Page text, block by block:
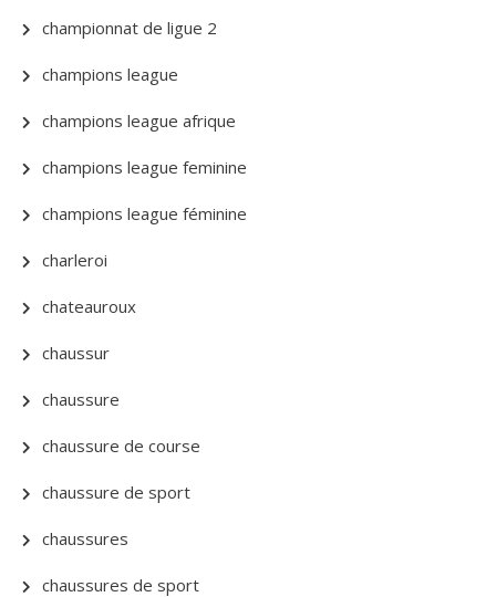
championnat de ligue 2
champions league
champions league afrique
champions league feminine
champions league féminine
charleroi
chateauroux
chaussur
chaussure
chaussure de course
chaussure de sport
chaussures
chaussures de sport